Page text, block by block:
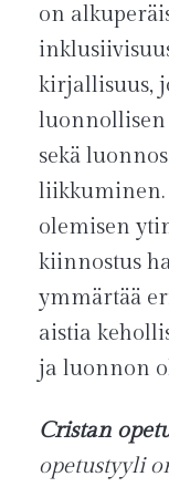
on
kirjallisuus,
sekä
liikkuminen.
olemisen
kiinnostus
ymmärtää
aistia
ja luonnon
Cristan
opetustyyli